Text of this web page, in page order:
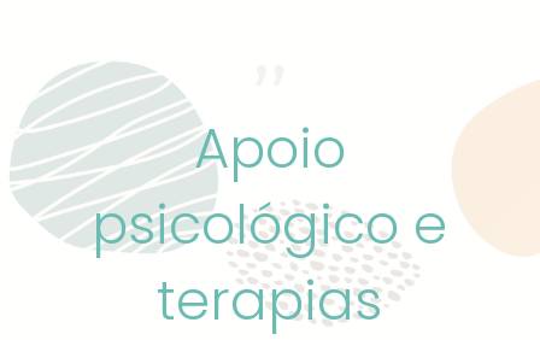
Apoio
psicológico e
terapias